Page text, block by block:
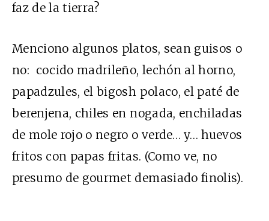
faz de la tierra?
Menciono algunos platos, sean guisos o
no: cocido madrileño, lechón al horno,
papadzules, el bigosh polaco, el paté de
berenjena, chiles en nogada, enchiladas
de mole rojo o negro o verde… y… huevos
fritos con papas fritas. (Como ve, no
presumo de gourmet demasiado finolis).